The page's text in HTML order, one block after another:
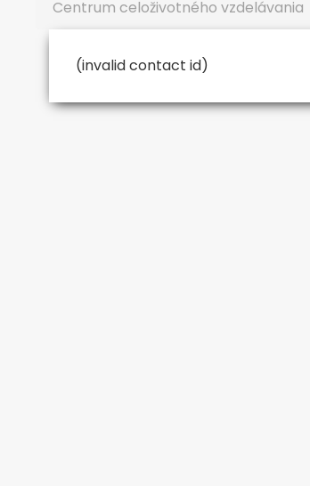
Centrum celoživotného vzdelávania
(invalid contact id)